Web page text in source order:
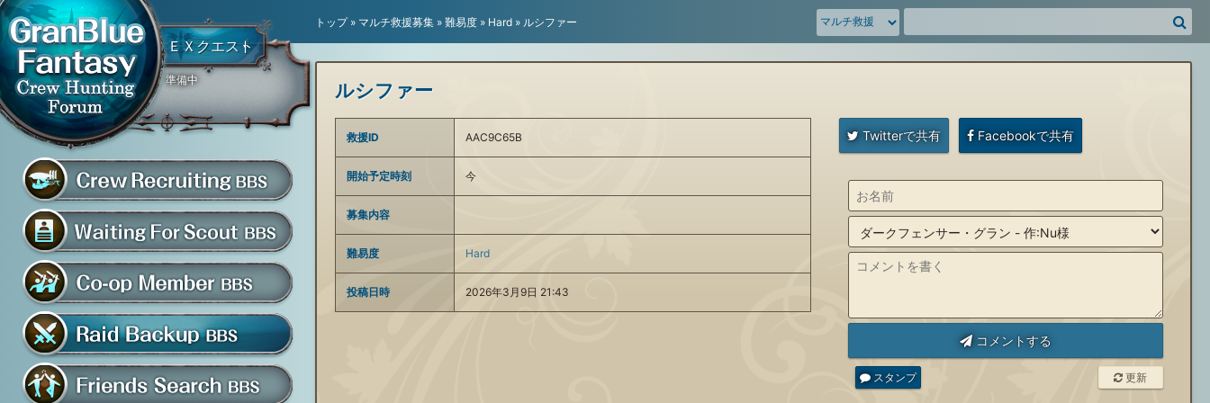
グラブル騎空団募集掲示
騎
空
団
募
板
を
検
索
騎空団員募集掲示板
騎空団入団希望掲示板
共闘部屋・メンバー掲示板
マルチバトル救援募集掲示板
ＥＸクエスト
準備中
トップ» マルチ救援募集 » 難易度 » Hard » ルシファー
ルシファー
救援ID AAC9C65B
開始予定時刻 今
募集内容
難易度 Hard
投稿日時 2026年3月9日 21:43
Twitterで共有 Facebookで共有
コメントする
スタンプ 更新